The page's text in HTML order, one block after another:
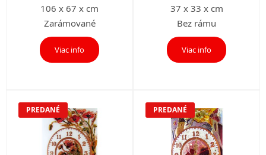
106 x 67 x cm
Zarámované
Viac info
37 x 33 x cm
Bez rámu
Viac info
PREDANÉ PREDANÉ